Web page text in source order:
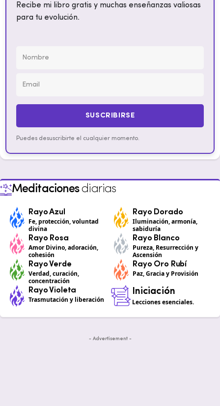
Recibe mi libro gratis y muchas enseñanzas valiosas
para tu evolución.
SUSCRIBIRSE
Puedes desuscribirte el cualquier momento.
Meditacionesdiarias
Rayo Azul
Fe, protección, voluntad
divina
Rayo Dorado
Iluminación, armonía,
sabiduría
Rayo Rosa
Amor Divino, adoración,
cohesión
Rayo Blanco
Pureza, Resurrección y
Ascensión
Rayo Verde
Verdad, curación,
concentración
Rayo Oro Rubí
Paz, Gracia y Provisión
Rayo Violeta
Trasmutación y liberación
Iniciación
Lecciones esenciales.
- Advertisement -